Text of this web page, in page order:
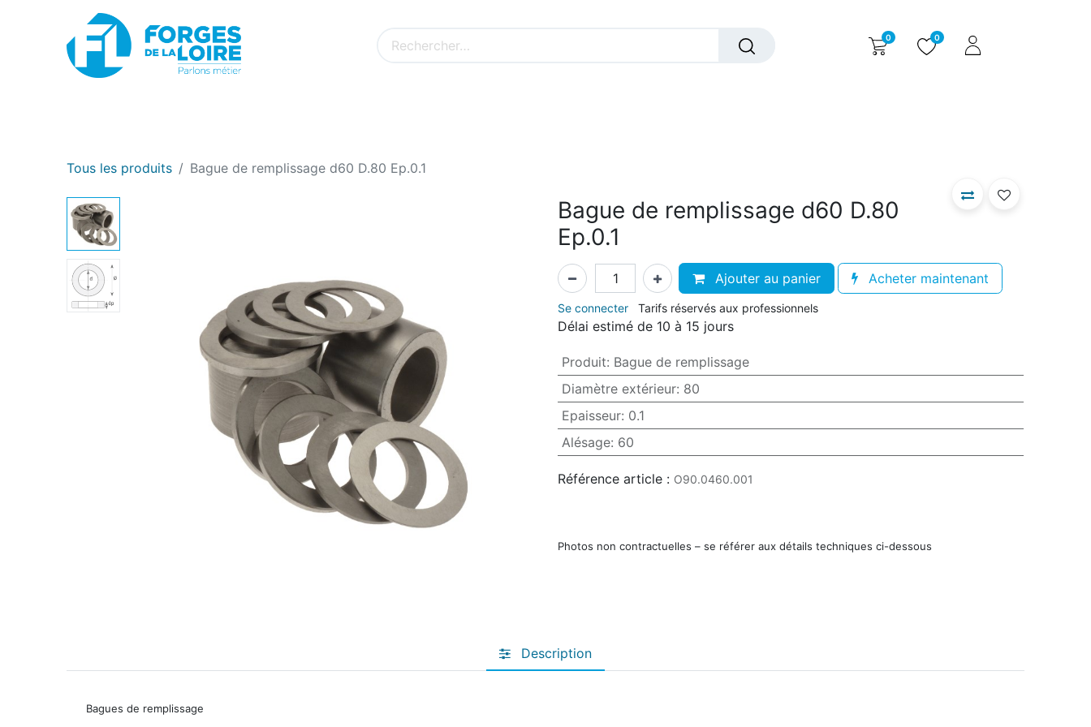
0 0
Tous les produits Bague de remplissage d60 D.80 Ep.0.1
Bague de remplissage d60 D.80
Ep.0.1
Ajouter au panier Acheter maintenant
Se connecter Tarifs réservés aux professionnels
Délai estimé de 10 à 15 jours
Produit: Bague de remplissage
Diamètre extérieur: 80
Epaisseur: 0.1
Alésage: 60
Référence article : O90.0460.001
Photos non contractuelles – se référer aux détails techniques ci-dessous
Description
Bagues de remplissage